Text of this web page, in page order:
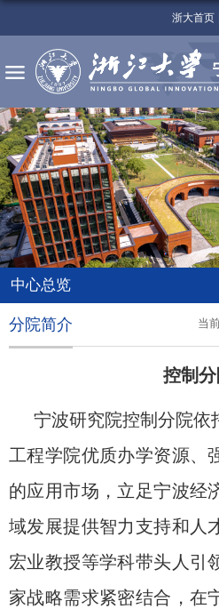
浙大首页
中心总览
当
分院简介
控制
宁波研究院控制分院依
工程学院优质办学资源、
的应用市场，立足宁波经
域发展提供智力支持和人
宏业教授等学科带头人引
家战略需求紧密结合， 在